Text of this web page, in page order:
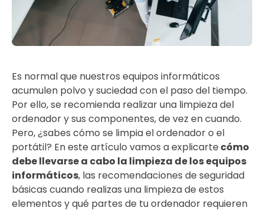
Es normal que nuestros equipos informáticos
acumulen polvo y suciedad con el paso del tiempo.
Por ello, se recomienda realizar una limpieza del
ordenador y sus componentes, de vez en cuando.
Pero, ¿sabes cómo se limpia el ordenador o el
portátil? En este artículo vamos a explicarte cómo
debe llevarse a cabo la limpieza de los equipos
informáticos, las recomendaciones de seguridad
básicas cuando realizas una limpieza de estos
elementos y qué partes de tu ordenador requieren